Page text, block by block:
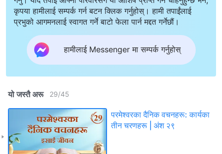
कृपया हामीलाई सम्पर्क गर्न बटन क्लिक गर्नुहोस्। हामी तपाईंलाई
प्रभुको आगमनलाई स्वागत गर्ने बाटो फेला पार्न मद्दत गर्नेछौं।
हामीलाई Messenger मा सम्पर्क गर्नुहोस्
यो जस्तै अरू 29/45
परमेश्‍वरका दैनिक वचनहरू: कार्यका
तीन चरणहरू | अंश २९